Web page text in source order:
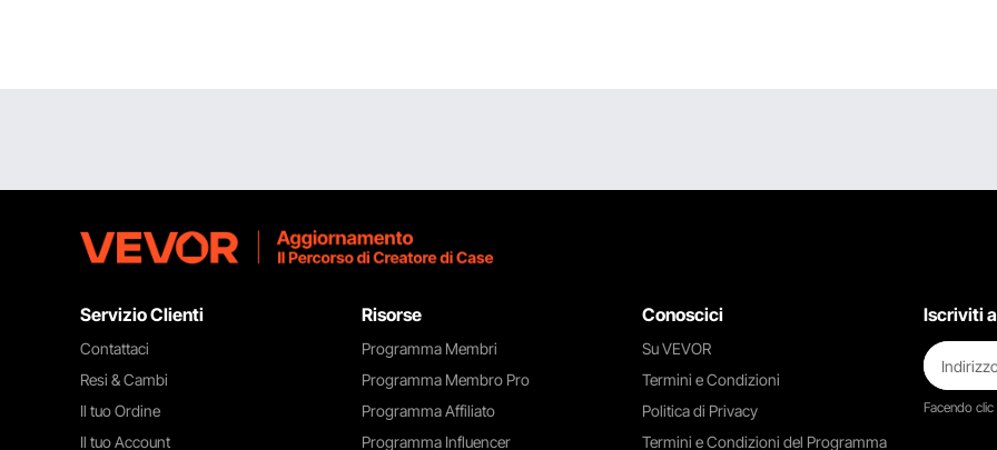
Servizio Clienti
Contattaci
Resi & Cambi
Il tuo Ordine
Il tuo Account
Risorse
Programma Membri
Programma Membro Pro
Programma Affiliato
Programma Influencer
Conoscici
Su VEVOR
Termini e Condizioni
Politica di Privacy
Termini e Condizioni del Programma
Iscriviti
Facendo